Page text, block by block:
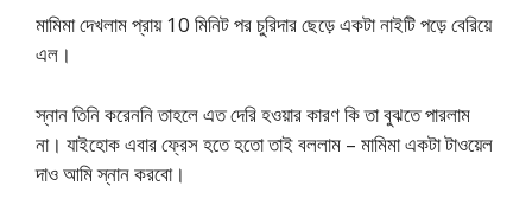
মামিমা দেখলাম প্রায় 10 মিনিট পর চুরিদার ছেড়ে একটা নাইটি পড়ে বেরিয়ে
এল।
স্নান তিনি করেননি তাহলে এত দেরি হওয়ার কারণ কি তা বুঝতে পারলাম
না। যাইহোক এবার ফ্রেস হতে হতো তাই বললাম – মামিমা একটা টাওয়েল
দাও আমি স্নান করবো।